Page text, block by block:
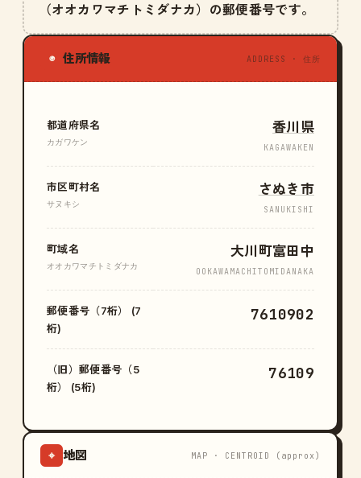
（オオカワマチトミダナカ）の郵便番号です。
◉ 住所情報 ADDRESS · 住所
都道府県名
カガワケン
香川県
KAGAWAKEN
市区町村名
サヌキシ
さぬき市
SANUKISHI
町域名
オオカワマチトミダナカ
大川町富田中
OOKAWAMACHITOMIDANAKA
郵便番号（7桁） (7
桁)
7610902
（旧）郵便番号（5
桁） (5桁)
76109
⌖ 地図 MAP · CENTROID (approx)